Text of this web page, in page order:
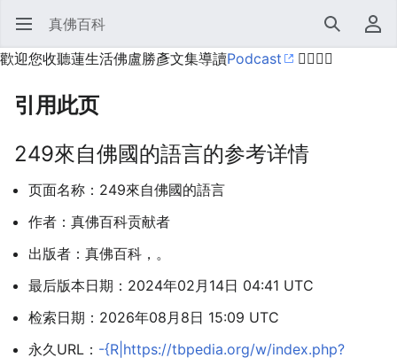
打开主菜单 真佛百科 搜索
用户菜单
歡迎您收聽蓮生活佛盧勝彥文集導讀Podcast 🙋‍♂️🙋‍♀️
引用此页
249來自佛國的語言的参考详情
页面名称：249來自佛國的語言
作者：真佛百科贡献者
出版者：真佛百科，。
最后版本日期：2024年02月14日 04:41 UTC
检索日期：2026年08月8日 15:09 UTC
永久URL： -{R|https://tbpedia.org/w/index.php?